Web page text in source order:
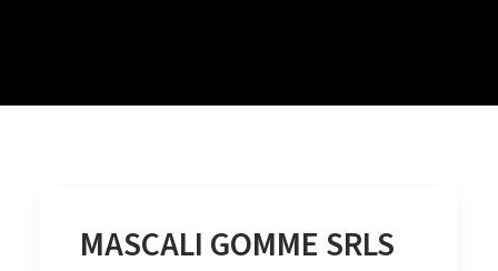
MASCALI GOMME SRLS